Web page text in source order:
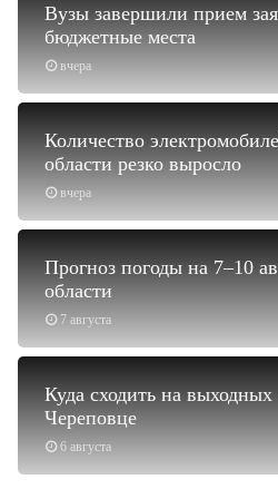
вчера
Вузы завершили прием
бюджетные места
вчера
Количество
области резко выросло
7 августа
Прогноз погоды на 7–10
области
6 августа
Куда сходить на выходных
Череповце